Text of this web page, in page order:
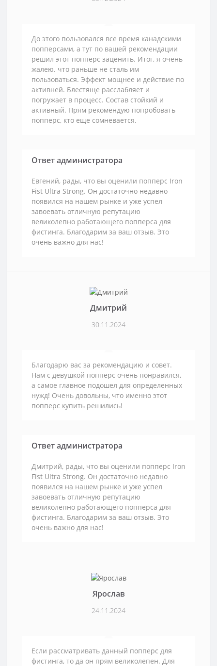
До этого пользовался все время канадскими
попперсами, а тут по вашей рекомендации
решил этот попперс заценить. Итог, я очень
жалею. что раньше не сталь им
пользоваться. Эффект мощнее и действие по
активней. Блестяще расслабляет и
погружает в процесс. Состав стойкий и
активный. Прям рекомендую попробовать
попперс, кто еще сомневается.
Ответ администратора
Евгений, рады, что вы оценили попперс Iron
Fist Ultra Strong. Он достаточно недавно
появился на нашем рынке и уже успел
завоевать отличную репутацию
великолепно работающего попперса для
фистинга. Благодарим за ваш отзыв. Это
очень важно для нас!
Дмитрий
30.11.2024
Благодарю вас за рекомендацию и совет.
Нам с девушкой попперс очень понравился,
а самое главное подошел для определенных
нужд! Очень довольны, что именно этот
попперс купить решились!
Ответ администратора
Дмитрий, рады, что вы оценили попперс Iron
Fist Ultra Strong. Он достаточно недавно
появился на нашем рынке и уже успел
завоевать отличную репутацию
великолепно работающего попперса для
фистинга. Благодарим за ваш отзыв. Это
очень важно для нас!
Ярослав
24.11.2024
Если рассматривать данный попперс для
фистинга, то да он прям великолепен. Для